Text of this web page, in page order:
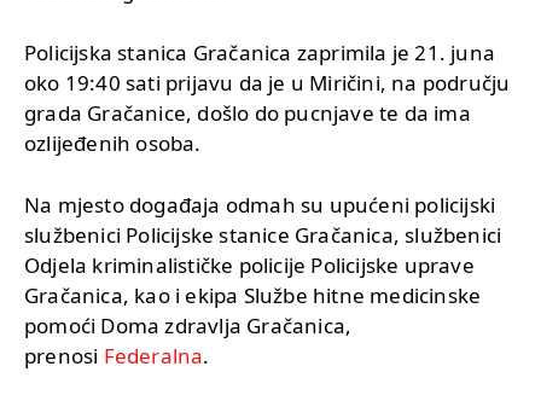
Policijska stanica Gračanica zaprimila je 21. juna
oko 19:40 sati prijavu da je u Miričini, na području
grada Gračanice, došlo do pucnjave te da ima
ozlijeđenih osoba.
Na mjesto događaja odmah su upućeni policijski
službenici Policijske stanice Gračanica, službenici
Odjela kriminalističke policije Policijske uprave
Gračanica, kao i ekipa Službe hitne medicinske
pomoći Doma zdravlja Gračanica,
prenosi Federalna.